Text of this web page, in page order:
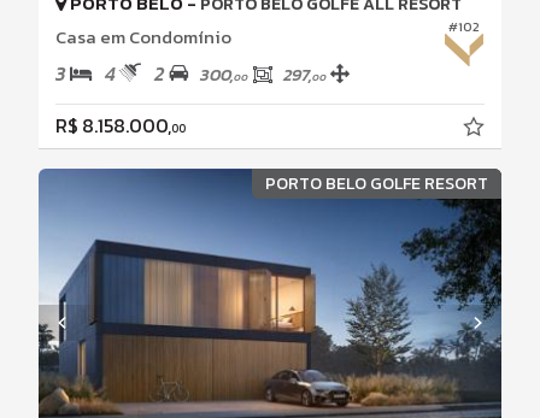
#102
Casa em Condomínio
3 4 2 300,00 297,00
R$ 8.158.000,00
PORTO BELO GOLFE RESORT